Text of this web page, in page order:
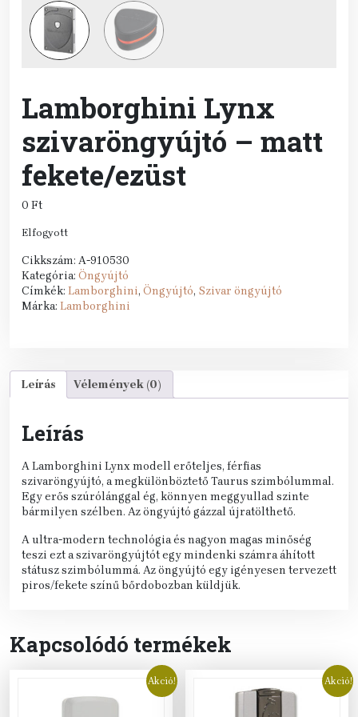
Lamborghini Lynx
szivaröngyújtó – matt
fekete/ezüst
0 Ft
Elfogyott
Cikkszám: A-910530
Kategória: Öngyújtó
Címkék: Lamborghini, Öngyújtó, Szivar öngyújtó
Márka: Lamborghini
Leírás Vélemények (0)
Leírás
A Lamborghini Lynx modell erőteljes, férfias
szivaröngyújtó, a megkülönböztető Taurus szimbólummal.
Egy erős szúrólánggal ég, könnyen meggyullad szinte
bármilyen szélben. Az öngyújtó gázzal újratölthető.
A ultra-modern technológia és nagyon magas minőség
teszi ezt a szivaröngyújtót egy mindenki számra áhított
státusz szimbólummá. Az öngyújtó egy igényesen tervezett
piros/fekete színű bőrdobozban küldjük.
Kapcsolódó termékek
Akció! Akció!